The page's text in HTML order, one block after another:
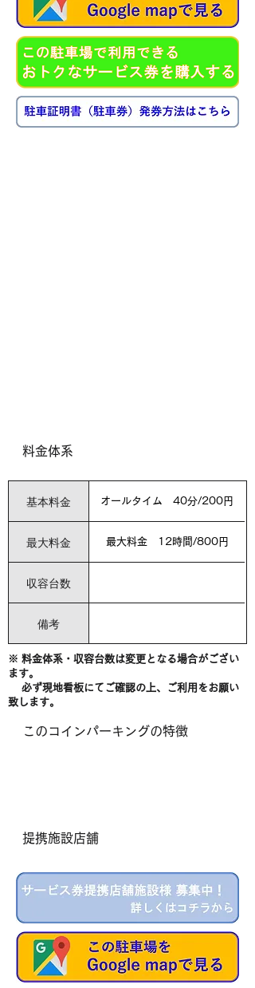
料金体系
基本料金 オールタイム 40分/200円
最大料金 最大料金 12時間/800円
収容台数
備考
※ 料金体系・収容台数は変更となる場合がござい
ます。
必ず現地看板にてご確認の上、ご利用をお願い
致します。
このコインパーキングの特徴
提携施設店舗